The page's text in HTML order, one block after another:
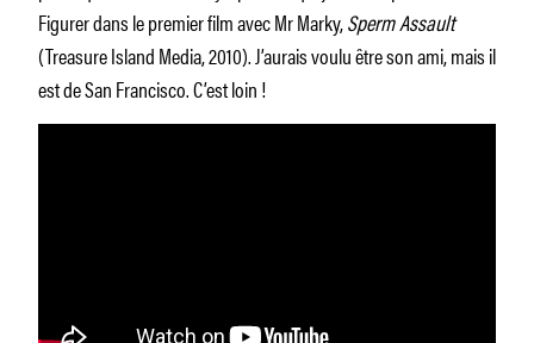
Figurer dans le premier film avec Mr Marky,Sperm Assault
(Treasure Island Media, 2010). J’aurais voulu être son ami, mais il
est de San Francisco. C’est loin !